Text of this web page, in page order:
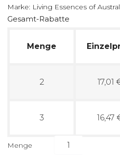
Marke: Living Essences of
Gesamt-Rabatte
Menge
2 17,01
3 16,47
Menge